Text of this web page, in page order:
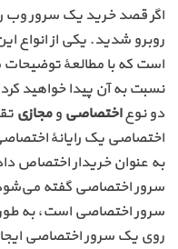
اگر قصد خرید یک سرور وب
روبرو شدید. یکی از انواع
است که با مطالعهٔ توضیحات
نسبت به آن پیدا خواهید
دو نوعاختصاصی ومجازی
اختصاصی یک رایانهٔ
به عنوان خریدار اختصاص
سرور اختصاصی گفته
سرور اختصاصی است، به
روی یک سرور اختصاصی